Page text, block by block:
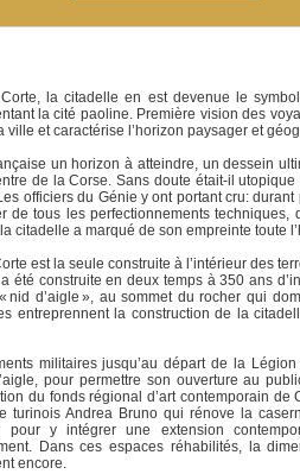
la citadelle en est devenue le
la cité paoline. Première vision des
et caractérise l’horizon paysager et
un horizon à atteindre, un dessein
de la Corse. Sans doute était-il
officiers du Génie y ont portant cru:
de tous les perfectionnements techniques,
citadelle a marqué de son empreinte toute
est la seule construite à l’intérieur des
été construite en deux temps à 350 ans
nid d’aigle », au sommet du rocher qui
entreprennent la construction de la
militaires jusqu’au départ de la
pour permettre son ouverture au
du fonds régional d’art contemporain
turinois Andrea Bruno qui rénove la
y intégrer une extension
Dans ces espaces réhabilités, la
encore.